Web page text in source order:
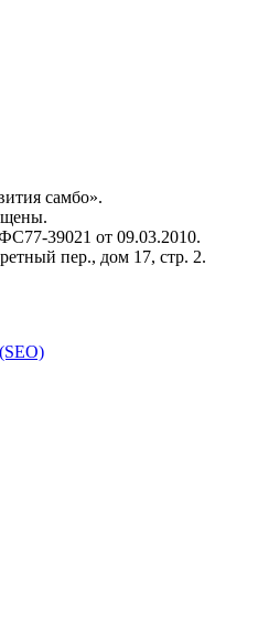
самбо».
39021 от 09.03.2010.
пер., дом 17, стр. 2.